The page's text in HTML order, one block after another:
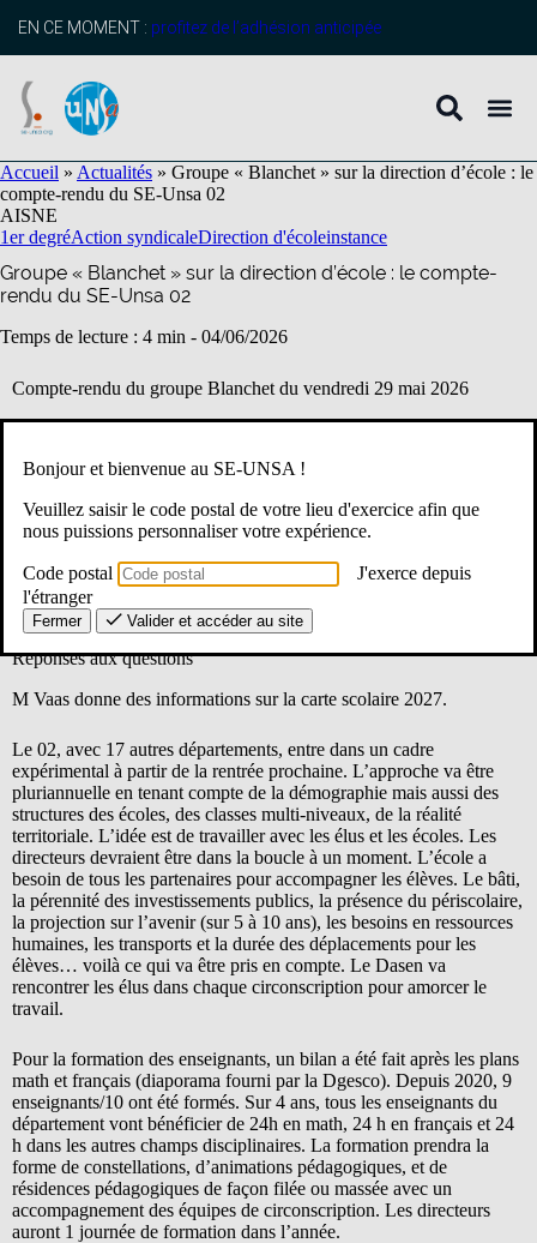
principal
EN CE MOMENT : profitez de l’adhésion anticipée
Accueil » Actualités » Groupe « Blanchet » sur la direction d’école : le
compte-rendu du SE-Unsa 02
AISNE
1er degréAction syndicaleDirection d'écoleinstance
Groupe « Blanchet » sur la direction d’école : le compte-
rendu du SE-Unsa 02
Temps de lecture : 4 min - 04/06/2026
Compte-rendu du groupe Blanchet du vendredi 29 mai 2026
Présents : M Vaas, IA-Dasen, Mme Lacout CPD adjointe à l’IA-
directeurs, 11 directeurs d’école.
Ordre du jour :
Informations sur la carte scolaire
Plan quadriennal de formation des enseignants
Les élèves à besoins éducatifs particuliers : présentation du
protocole départemental actualisé.
Réponses aux questions
M Vaas donne des informations sur la carte scolaire 2027.
Le 02, avec 17 autres départements, entre dans un cadre
expérimental à partir de la rentrée prochaine. L’approche va être
pluriannuelle en tenant compte de la démographie mais aussi des
structures des écoles, des classes multi-niveaux, de la réalité
territoriale. L’idée est de travailler avec les élus et les écoles. Les
directeurs devraient être dans la boucle à un moment. L’école a
besoin de tous les partenaires pour accompagner les élèves. Le bâti,
la pérennité des investissements publics, la présence du périscolaire,
la projection sur l’avenir (sur 5 à 10 ans), les besoins en ressources
humaines, les transports et la durée des déplacements pour les
élèves… voilà ce qui va être pris en compte. Le Dasen va
rencontrer les élus dans chaque circonscription pour amorcer le
travail.
Pour la formation des enseignants, un bilan a été fait après les plans
math et français (diaporama fourni par la Dgesco). Depuis 2020, 9
enseignants/10 ont été formés. Sur 4 ans, tous les enseignants du
département vont bénéficier de 24h en math, 24 h en français et 24
h dans les autres champs disciplinaires. La formation prendra la
forme de constellations, d’animations pédagogiques, et de
résidences pédagogiques de façon filée ou massée avec un
accompagnement des équipes de circonscription. Les directeurs
auront 1 journée de formation dans l’année.
Bonjour et bienvenue au SE-UNSA !
Veuillez saisir le code postal de votre lieu d'exercice afin que
nous puissions personnaliser votre expérience.
Code postal
J'exerce depuis
l'étranger
Fermer Valider et accéder au site